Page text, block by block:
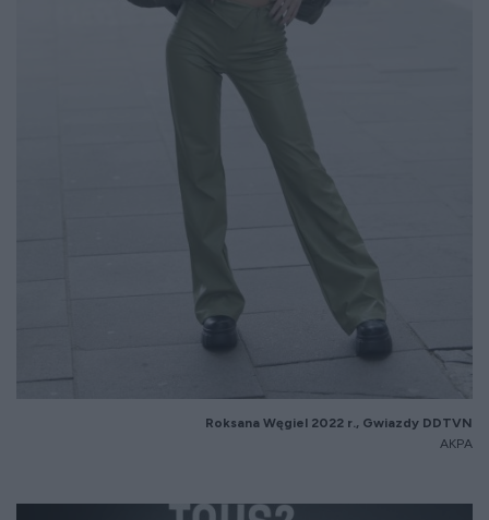
Roksana Węgiel 2022 r., Gwiazdy DDTVN
AKPA